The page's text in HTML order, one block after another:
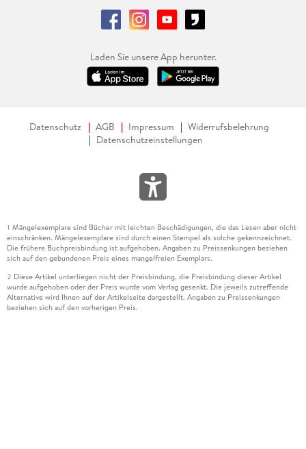
Laden Sie unsere App herunter.
Datenschutz AGB Impressum
Widerrufsbelehrung
Datenschutzeinstellungen
1 Mängelexemplare sind Bücher mit leichten Beschädigungen, die das Lesen aber nicht
einschränken. Mängelexemplare sind durch einen Stempel als solche gekennzeichnet.
Die frühere Buchpreisbindung ist aufgehoben. Angaben zu Preissenkungen beziehen
sich auf den gebundenen Preis eines mangelfreien Exemplars.
2 Diese Artikel unterliegen nicht der Preisbindung, die Preisbindung dieser Artikel
wurde aufgehoben oder der Preis wurde vom Verlag gesenkt. Die jeweils zutreffende
Alternative wird Ihnen auf der Artikelseite dargestellt. Angaben zu Preissenkungen
beziehen sich auf den vorherigen Preis.